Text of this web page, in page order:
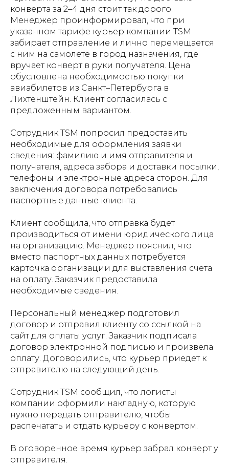
конверта за 2–4 дня стоит так дорого.
Менеджер проинформировал, что при
указанном тарифе курьер компании TSM
забирает отправление и лично перемещается
с ним на самолете в город назначения, где
вручает конверт в руки получателя. Цена
обусловлена необходимостью покупки
авиабилетов из Санкт–Петербурга в
Лихтенштейн. Клиент согласилась с
предложенным вариантом.
Сотрудник TSM попросил предоставить
необходимые для оформления заявки
сведения: фамилию и имя отправителя и
получателя, адреса забора и доставки посылки,
телефоны и электронные адреса сторон. Для
заключения договора потребовались
паспортные данные клиента.
Клиент сообщила, что отправка будет
производиться от имени юридического лица
на организацию. Менеджер пояснил, что
вместо паспортных данных потребуется
карточка организации для выставления счета
на оплату. Заказчик предоставила
необходимые сведения.
Персональный менеджер подготовил
договор и отправил клиенту со ссылкой на
сайт для оплаты услуг. Заказчик подписала
договор электронной подписью и произвела
оплату. Договорились, что курьер приедет к
отправителю на следующий день.
Сотрудник TSM сообщил, что логисты
компании оформили накладную, которую
нужно передать отправителю, чтобы
распечатать и отдать курьеру с конвертом.
В оговоренное время курьер забрал конверт у
отправителя.